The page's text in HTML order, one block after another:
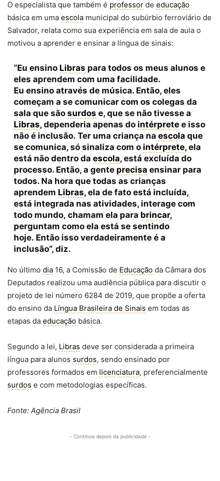
O especialista que também é professor de educação
básica em uma escola municipal do subúrbio ferroviário de
Salvador, relata como sua experiência em sala de aula o
motivou a aprender e ensinar a língua de sinais:
“Eu ensino Libras para todos os meus alunos e
eles aprendem com uma facilidade.
Eu ensino através de música. Então, eles
começam a se comunicar com os colegas da
sala que são surdos e, que se não tivesse a
Libras, dependeria apenas do intérpretee isso
não é inclusão. Ter uma criança na escola que
se comunica, só sinaliza com o intérprete, ela
está não dentro da escola, está excluída do
processo. Então, a gente precisa ensinar para
todos. Na hora que todas as crianças
aprendem Libras, ela de fato está incluída,
está integrada nas atividades, interage com
todo mundo, chamam ela para brincar,
perguntam como ela está se sentindo
hoje. Então isso verdadeiramente é a
inclusão”, diz.
No último dia 16, a Comissão de Educação da Câmara dos
Deputados realizou uma audiência pública para discutir o
projeto de lei número 6284 de 2019, que propõe a oferta
do ensino da Língua Brasileira de Sinais em todas as
etapas da educação básica.
Segundo a lei, Libras deve ser considerada a primeira
língua para alunos surdos, sendo ensinado por
professores formados em licenciatura, preferencialmente
surdos e com metodologias específicas.
Fonte: Agência Brasil
- Continua depois da publicidade -